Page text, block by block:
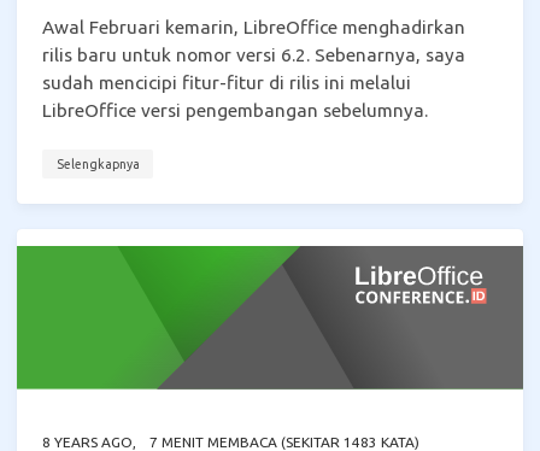
Awal Februari kemarin, LibreOffice menghadirkan
rilis baru untuk nomor versi 6.2. Sebenarnya, saya
sudah mencicipi fitur-fitur di rilis ini melalui
LibreOffice versi pengembangan sebelumnya.
Selengkapnya
8 YEARS AGO 7 MENIT MEMBACA (SEKITAR 1483 KATA)